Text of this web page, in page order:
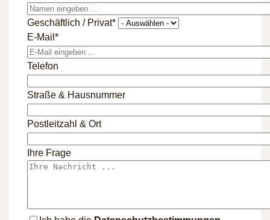
Geschäftlich / Privat*
E-Mail *
Telefon
Straße & Hausnummer
Postleitzahl & Ort
Ihre Frage